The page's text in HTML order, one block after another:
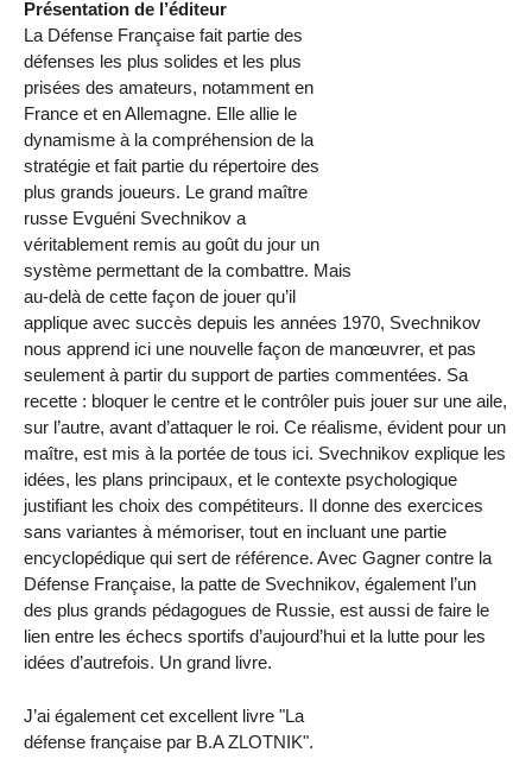
Présentation de l’éditeur
La Défense Française fait partie des
défenses les plus solides et les plus
prisées des amateurs, notamment en
France et en Allemagne. Elle allie le
dynamisme à la compréhension de la
stratégie et fait partie du répertoire des
plus grands joueurs. Le grand maître
russe Evguéni Svechnikov a
véritablement remis au goût du jour un
système permettant de la combattre. Mais
au-delà de cette façon de jouer qu’il
applique avec succès depuis les années 1970, Svechnikov
nous apprend ici une nouvelle façon de manœuvrer, et pas
seulement à partir du support de parties commentées. Sa
recette : bloquer le centre et le contrôler puis jouer sur une aile,
sur l’autre, avant d’attaquer le roi. Ce réalisme, évident pour un
maître, est mis à la portée de tous ici. Svechnikov explique les
idées, les plans principaux, et le contexte psychologique
justifiant les choix des compétiteurs. Il donne des exercices
sans variantes à mémoriser, tout en incluant une partie
encyclopédique qui sert de référence. Avec Gagner contre la
Défense Française, la patte de Svechnikov, également l’un
des plus grands pédagogues de Russie, est aussi de faire le
lien entre les échecs sportifs d’aujourd’hui et la lutte pour les
idées d’autrefois. Un grand livre.
J’ai également cet excellent livre "La
défense française par B.A ZLOTNIK".